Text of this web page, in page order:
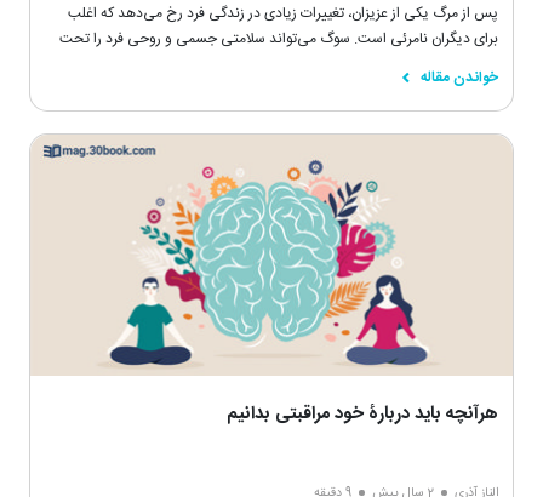
پس از مرگ یکی از عزیزان، تغییرات زیادی در زندگی فرد رخ می‌دهد که اغلب
برای دیگران نامرئی است. سوگ می‌تواند سلامتی جسمی و روحی فرد را تحت
تأثیر قرار دهد.
خواندن مقاله
هرآنچه باید دربارۀ خود مراقبتی بدانیم
الناز آذری 2 سال پیش 9 دقیقه